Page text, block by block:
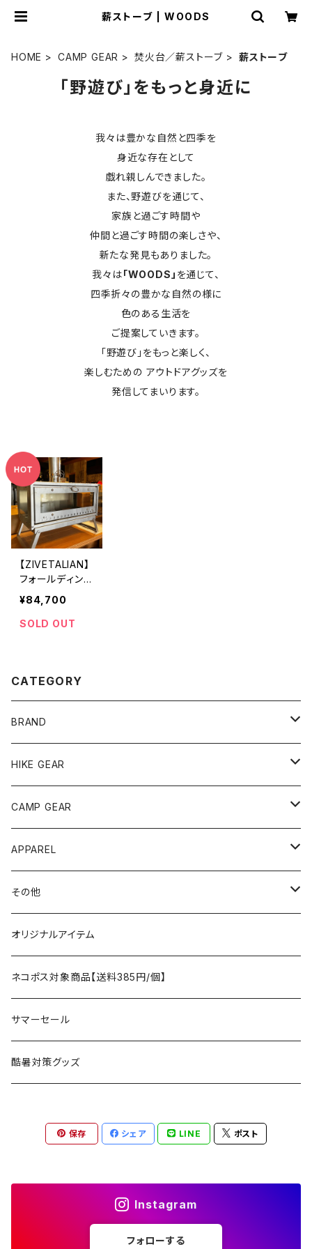
薪ストーブ | WOODS
HOME CAMP GEAR 焚火台／薪ストーブ 薪ストーブ
「野遊び」をもっと身近に
我々は豊かな自然と四季を
身近な存在として
戯れ親しんできました。
また、野遊びを通じて、
家族と過ごす時間や
仲間と過ごす時間の楽しさや、
新たな発見もありました。
我々は「WOODS」 を通じて、
四季折々の豊かな自然の様に
色のある生活を
ご提案していきます。
「野遊び」をもっと楽しく、
楽しむための アウトドアグッズを
発信してまいります。
【ZIVETALIAN】
フォールディング
ZIVEスト
¥84,700
SOLD OUT
CATEGORY
BRAND
andwander
ANOBA
AO COOLERS
asobito
AS2OV
AXESQUIN
Ballistics
BEDROCK SANDALS
BROOKLYN WORKS
HIKE GEAR
テント、シェルター
バックパック
ポーチ／サコッシュ
ストレージ
パッキングアクセサリー
スリーピングギア
クッキングギア
ヘッドライト／ランタン
アクセサリー
CAMP GEAR
テント、タープ
テント、シェルター
タープ
スリーピングギア
寝袋
マット
アクセサリー
テーブル、チェア
テーブル
チェア
ランタン、ライト
燃料ランタン
LEDライト
焚火台／薪ストーブ
焚火台
七輪、グリル
暖房器具
ガスストーブ
斧、鉈
クッキングギア
バーナー／ストーブ
コンテナ、ギアケース
APPAREL
トップス
ボトムス
アンダーウェア
ハンドウェア
ヘッドギア
フットウェア
アクセサリー
その他
遊び
フィッシング
ラジコン
ケア用品
雑貨
アウトレット
オリジナルアイテム
ネコポス対象商品【送料385円/個】
サマーセール
酷暑対策グッズ
保存 シェア LINE ポスト
Instagram
フォローする